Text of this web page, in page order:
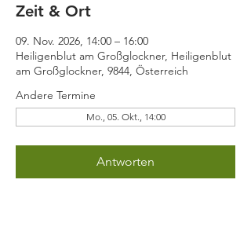
Zeit & Ort
09. Nov. 2026, 14:00 – 16:00
Heiligenblut am Großglockner, Heiligenblut
am Großglockner, 9844, Österreich
Andere Termine
Mo., 05. Okt., 14:00
Antworten